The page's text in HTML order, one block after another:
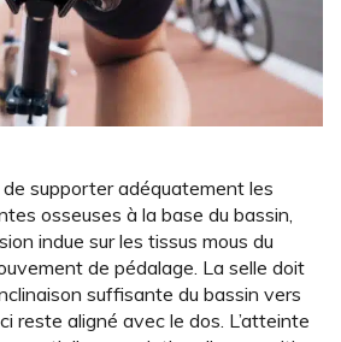
supporter adéquatement les
osseuses à la base du bassin,
indue sur les tissus mous du
de pédalage. La selle doit
suffisante du bassin vers
reste aligné avec le dos. L’atteinte